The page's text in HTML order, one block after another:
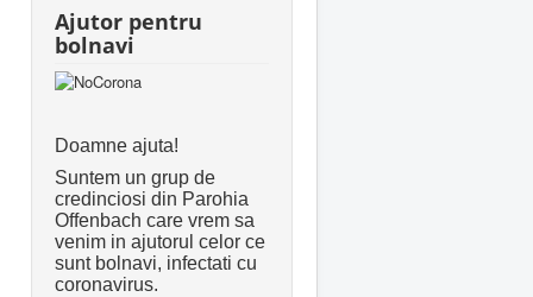
Ajutor pentru
bolnavi
Doamne ajuta!
Suntem un grup de
credinciosi din Parohia
Offenbach care vrem sa
venim in ajutorul celor ce
sunt bolnavi, infectati cu
coronavirus.